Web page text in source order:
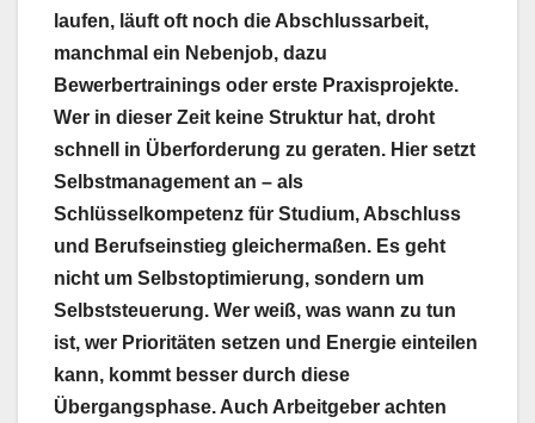
laufen, läuft oft noch die Abschlussarbeit,
manchmal ein Nebenjob, dazu
Bewerbertrainings oder erste Praxisprojekte.
Wer in dieser Zeit keine Struktur hat, droht
schnell in Überforderung zu geraten. Hier setzt
Selbstmanagement an – als
Schlüsselkompetenz für Studium, Abschluss
und Berufseinstieg gleichermaßen. Es geht
nicht um Selbstoptimierung, sondern um
Selbststeuerung. Wer weiß, was wann zu tun
ist, wer Prioritäten setzen und Energie einteilen
kann, kommt besser durch diese
Übergangsphase. Auch Arbeitgeber achten